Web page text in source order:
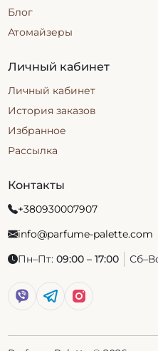
Блог
Атомайзеры
Личный кабинет
Личный кабинет
История заказов
Избранное
Рассылка
Контакты
+380930007907
info@parfume-palette.com
Пн–Пт: 09:00 – 17:00